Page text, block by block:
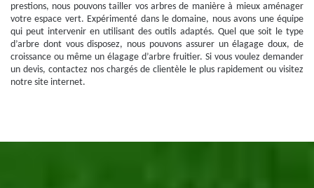
prestions, nous pouvons tailler vos arbres de manière à mieux aménager
votre espace vert. Expérimenté dans le domaine, nous avons une équipe
qui peut intervenir en utilisant des outils adaptés. Quel que soit le type
d’arbre dont vous disposez, nous pouvons assurer un élagage doux, de
croissance ou même un élagage d’arbre fruitier. Si vous voulez demander
un devis, contactez nos chargés de clientèle le plus rapidement ou visitez
notre site internet.